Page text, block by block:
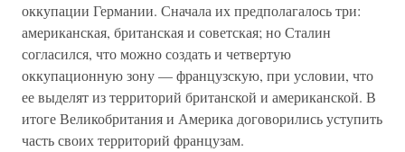
оккупации Германии. Сначала их предполагалось три:
американская, британская и советская; но Сталин
согласился, что можно создать и четвертую
оккупационную зону — французскую, при условии, что
ее выделят из территорий британской и американской. В
итоге Великобритания и Америка договорились уступить
часть своих территорий французам.